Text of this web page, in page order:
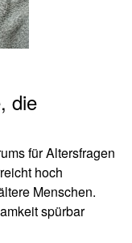
die
für Altersfragen
hoch
Menschen.
spürbar